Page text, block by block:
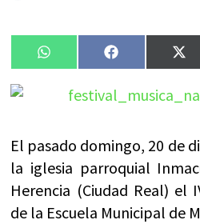
Compartir
en
WhatsAppCompartir
en
FacebookX
El pasado domingo, 20 de
la iglesia parroquial
Herencia (Ciudad Real) el
de la Escuela Municipal de